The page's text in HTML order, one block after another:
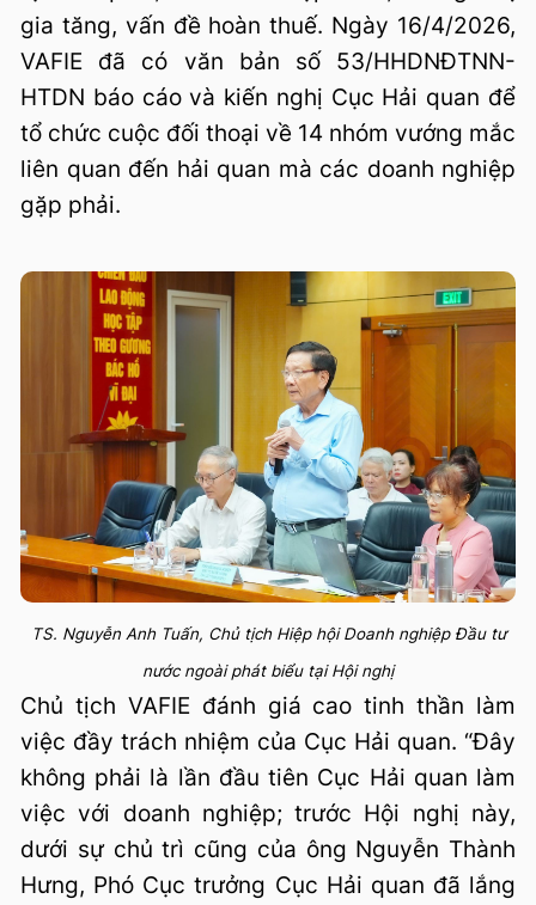
gia tăng, vấn đề hoàn thuế. Ngày 16/4/2026,
VAFIE đã có văn bản số 53/HHDNĐTNN-
HTDN báo cáo và kiến nghị Cục Hải quan để
tổ chức cuộc đối thoại về 14 nhóm vướng mắc
liên quan đến hải quan mà các doanh nghiệp
gặp phải.
TS. Nguyễn Anh Tuấn, Chủ tịch Hiệp hội Doanh nghiệp Đầu tư
nước ngoài phát biểu tại Hội nghị
Chủ tịch VAFIE đánh giá cao tinh thần làm
việc đầy trách nhiệm của Cục Hải quan. “Đây
không phải là lần đầu tiên Cục Hải quan làm
việc với doanh nghiệp; trước Hội nghị này,
dưới sự chủ trì cũng của ông Nguyễn Thành
Hưng, Phó Cục trưởng Cục Hải quan đã lắng